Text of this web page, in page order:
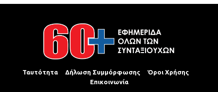
Ταυτότητα Δήλωση Συμμόρφωσης
Όροι Χρήσης
Επικοινωνία